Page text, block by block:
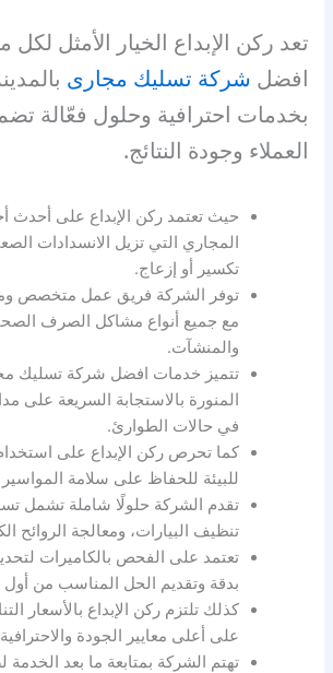
تعد ركن الإبداع الخيار الأمثل
افضل شركة تسليك مجارى
بخدمات احترافية وحلول فعّالة
العملاء وجودة النتائج.
حيث تعتمد ركن الإبداع على أحدث
المجاري التي تزيل الانسدادات
تكسير أو إزعاج.
توفر الشركة فريق عمل متخصص
مع جميع أنواع مشاكل الصرف
والمنشآت.
تتميز خدمات افضل شركة تسليك
المنورة بالاستجابة السريعة على
في حالات الطوارئ.
كما تحرص ركن الإبداع على
للبيئة للحفاظ على سلامة
تقدم الشركة حلولًا شاملة تشمل
تنظيف البيارات، ومعالجة الروائح
تعتمد على الفحص بالكاميرات
بدقة وتقديم الحل المناسب من
كذلك تلتزم ركن الإبداع بالأسعار
على أعلى معايير الجودة
تهتم الشركة بمتابعة ما بعد